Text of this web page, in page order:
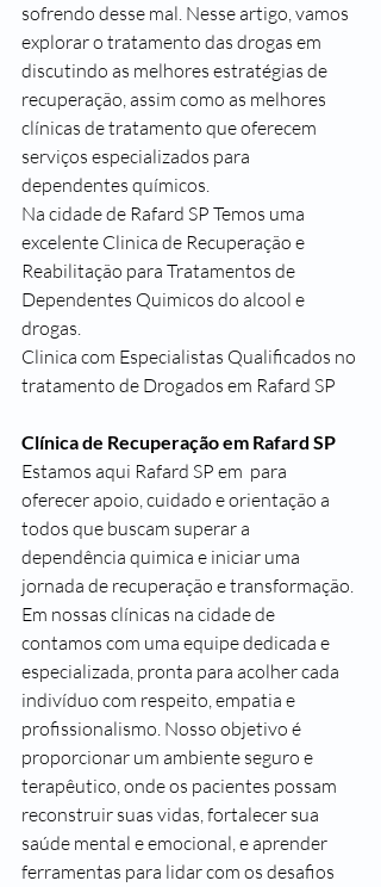
sofrendo desse mal. Nesse artigo, vamos
explorar o tratamento das drogas em
discutindo as melhores estratégias de
recuperação, assim como as melhores
clínicas de tratamento que oferecem
serviços especializados para
dependentes químicos.
Na cidade de Rafard SP Temos uma
excelente Clinica de Recuperação e
Reabilitação para Tratamentos de
Dependentes Quimicos do alcool e
drogas.
Clinica com Especialistas Qualificados no
tratamento de Drogados em Rafard SP
Clínica de Recuperação em Rafard SP
Estamos aqui Rafard SP em  para
oferecer apoio, cuidado e orientação a
todos que buscam superar a
dependência quimica e iniciar uma
jornada de recuperação e transformação.
Em nossas clínicas na cidade de
contamos com uma equipe dedicada e
especializada, pronta para acolher cada
indivíduo com respeito, empatia e
profissionalismo. Nosso objetivo é
proporcionar um ambiente seguro e
terapêutico, onde os pacientes possam
reconstruir suas vidas, fortalecer sua
saúde mental e emocional, e aprender
ferramentas para lidar com os desafios